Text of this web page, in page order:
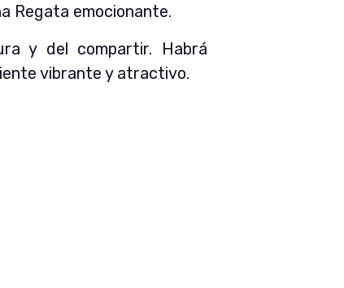
Regata emocionante.
y del compartir. Habrá
vibrante y atractivo.